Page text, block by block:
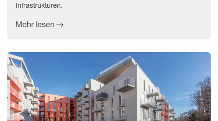
Infrastrukturen.
Mehr lesen